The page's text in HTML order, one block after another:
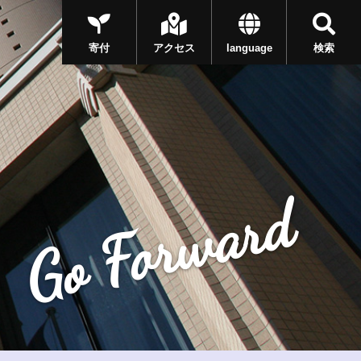
検索
language
アクセス
寄付
Go Forward